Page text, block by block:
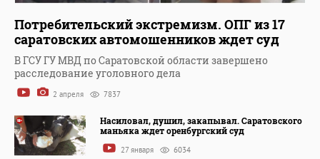
Потребительский экстремизм. ОПГ из 17
саратовских автомошенников ждет суд
В ГСУ ГУ МВД по Саратовской области завершено
расследование уголовного дела
2 апреля 7837
Насиловал, душил, закапывал. Саратовского
маньяка ждет оренбургский суд
27 января 6034